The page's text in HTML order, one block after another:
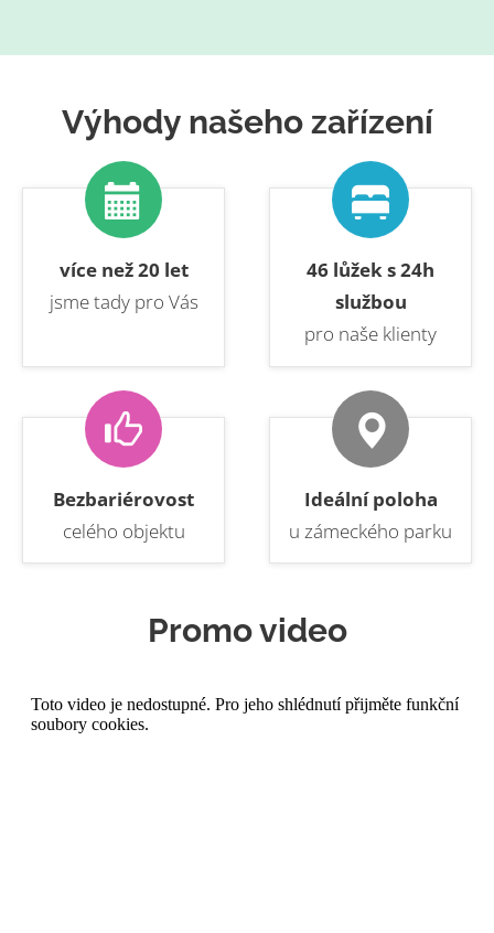
Výhody našeho zařízení
více než 20 let
jsme tady pro Vás
46 lůžek s 24h
službou
pro naše klienty
Bezbariérovost
celého objektu
Ideální poloha
u zámeckého parku
Promo video